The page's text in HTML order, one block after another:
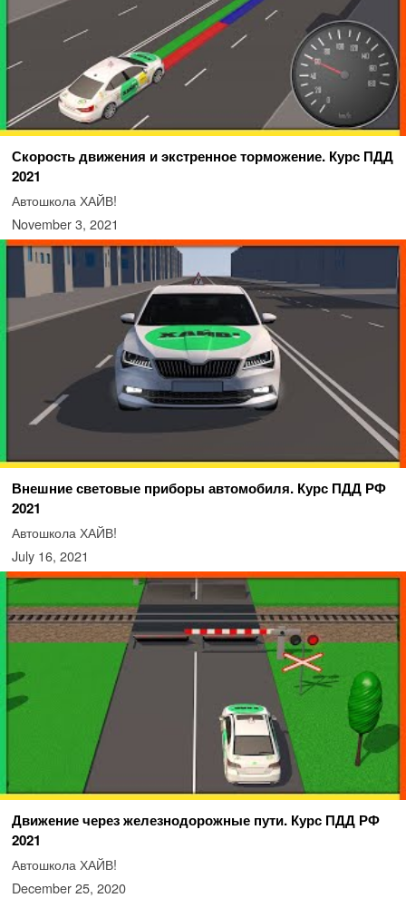
Скорость движения и экстренное торможение. Курс ПДД
2021
Автошкола ХАЙВ!
November 3, 2021
Внешние световые приборы автомобиля. Курс ПДД РФ
2021
Автошкола ХАЙВ!
July 16, 2021
Движение через железнодорожные пути. Курс ПДД РФ
2021
Автошкола ХАЙВ!
December 25, 2020